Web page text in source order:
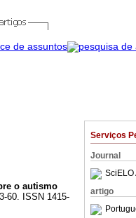
Serviços
Journal
SciELO
artigo
o autismo
60. ISSN 1415-